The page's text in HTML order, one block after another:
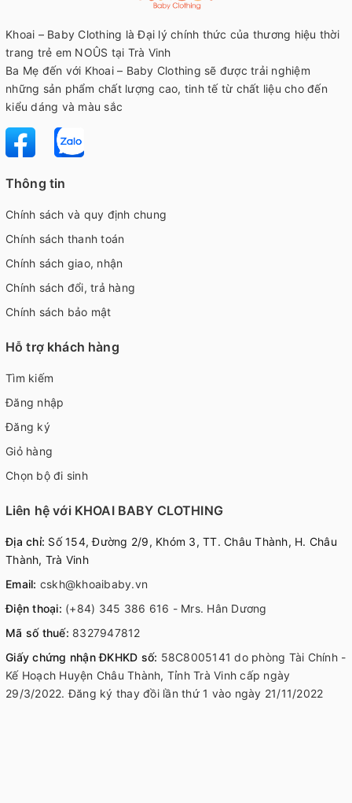
Khoai – Baby Clothing là Đại lý chính thức của thương hiệu thời
trang trẻ em NOÛS tại Trà Vinh
Ba Mẹ đến với Khoai – Baby Clothing sẽ được trải nghiệm
những sản phẩm chất lượng cao, tinh tế từ chất liệu cho đến
kiểu dáng và màu sắc
Thông tin
Chính sách và quy định chung
Chính sách thanh toán
Chính sách giao, nhận
Chính sách đổi, trả hàng
Chính sách bảo mật
Hỗ trợ khách hàng
Tìm kiếm
Đăng nhập
Đăng ký
Giỏ hàng
Chọn bộ đi sinh
Liên hệ với KHOAI BABY CLOTHING
Địa chỉ: Số 154, Đường 2/9, Khóm 3, TT. Châu Thành, H. Châu
Thành, Trà Vinh
Email: cskh@khoaibaby.vn
Điện thoại: (+84) 345 386 616 - Mrs. Hân Dương
Mã số thuế: 8327947812
Giấy chứng nhận ĐKHKD số: 58C8005141 do phòng Tài Chính -
Kế Hoạch Huyện Châu Thành, Tỉnh Trà Vinh cấp ngày
29/3/2022. Đăng ký thay đồi lần thứ 1 vào ngày 21/11/2022